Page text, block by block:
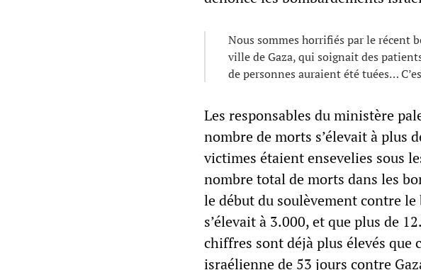
Nous sommes horrifiés par le récent
ville de Gaza, qui soignait des
de personnes auraient été tuées…
Les responsables du ministère
nombre de morts s’élevait à plus
victimes étaient ensevelies sous
nombre total de morts dans les
le début du soulèvement contre
s’élevait à 3.000, et que plus de
chiffres sont déjà plus élevés que
israélienne de 53 jours contre